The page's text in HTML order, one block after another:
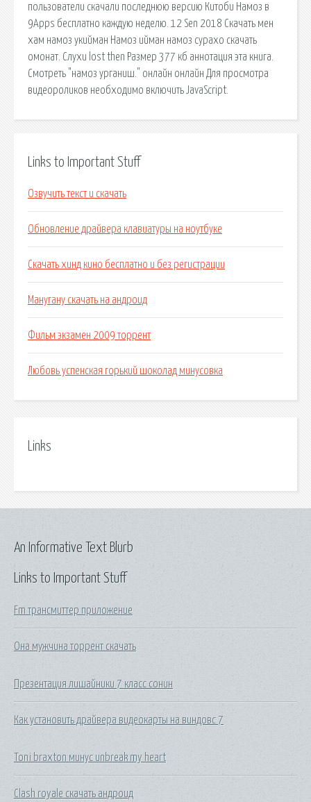
пользователи скачали последнюю версию Китоби Намоз в
9Apps бесплатно каждую неделю. 12 Sen 2018 Скачать мен
хам намоз укийман Намоз ийман намоз сурахо скачать
омонат. Слухи lost then Размер 377 кб аннотация эта книга.
Смотреть "намоз урганиш." онлайн онлайн Для просмотра
видеороликов необходимо включить JavaScript.
Links to Important Stuff
Озвучить текст и скачать
Обновление драйвера клавиатуры на ноутбуке
Скачать хинд кино бесплатно и без регистрации
Манугану скачать на андроид
Фильм экзамен 2009 торрент
Любовь успенская горький шоколад минусовка
Links
Links to Important Stuff
Fm трансмиттер приложение
Она мужчина торрент скачать
Презентация лишайники 7 класс сонин
Как установить драйвера видеокарты на виндовс 7
Toni braxton минус unbreak my heart
Clash royale скачать андроид
An Informative Text Blurb